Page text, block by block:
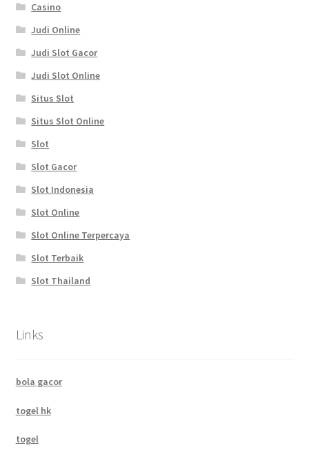
Casino
Judi Online
Judi Slot Gacor
Judi Slot Online
Situs Slot
Situs Slot Online
Slot
Slot Gacor
Slot Indonesia
Slot Online
Slot Online Terpercaya
Slot Terbaik
Slot Thailand
Links
bola gacor
togel hk
togel